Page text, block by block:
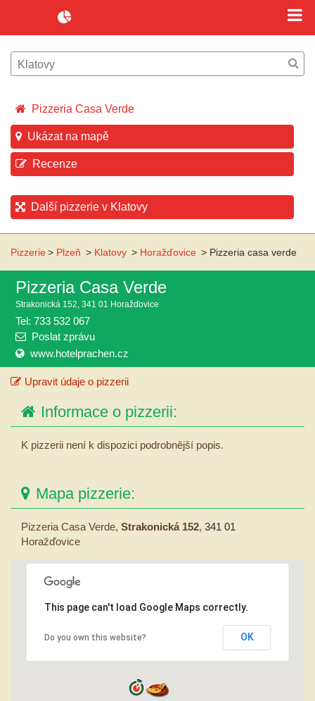
Pizzeria Casa Verde
Ukázat na mapě
Recenze
Další pizzerie v Klatovy
Pizzerie> Plzeň > Klatovy > Horažďovice > Pizzeria casa verde
Pizzeria Casa Verde
Strakonická 152, 341 01 Horažďovice
Tel: 733 532 067
Poslat zprávu
www.hotelprachen.cz
Upravit údaje o pizzerii
Informace o pizzerii:
K pizzerii není k dispozici podrobnější popis.
Mapa pizzerie:
Pizzeria Casa Verde, Strakonická 152, 341 01
Horažďovice
This page can't load Google Maps correctly.
Do you own this website? OK